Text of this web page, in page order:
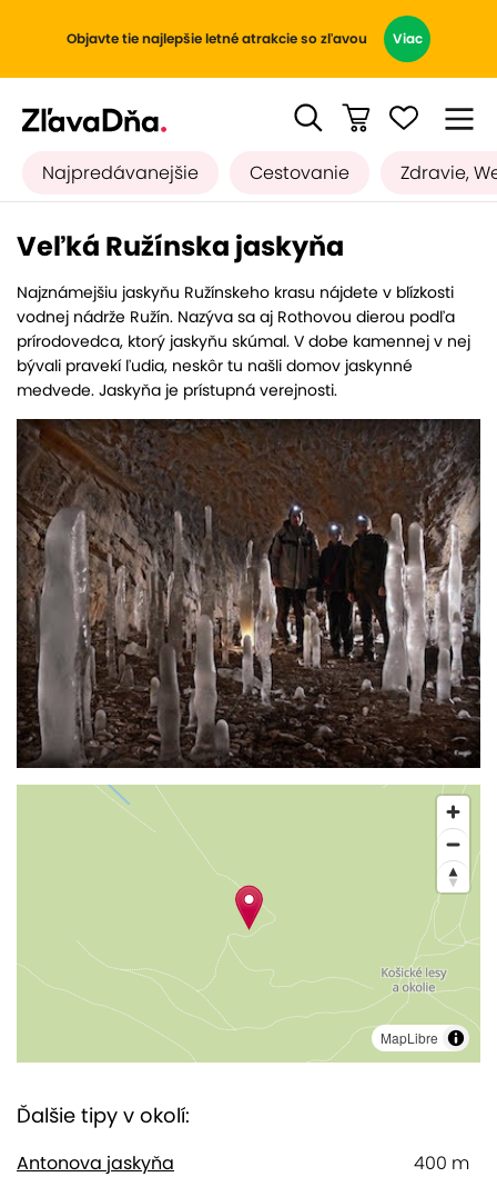
Objavte tie najlepšie letné atrakcie so zľavou Viac
Najpredávanejšie Cestovanie Zdravie,
Veľká Ružínska jaskyňa
Najznámejšiu jaskyňu Ružínskeho krasu nájdete v blízkosti
vodnej nádrže Ružín. Nazýva sa aj Rothovou dierou podľa
prírodovedca, ktorý jaskyňu skúmal. V dobe kamennej v nej
bývali pravekí ľudia, neskôr tu našli domov jaskynné
medvede. Jaskyňa je prístupná verejnosti.
MapLibre
Ďalšie tipy v okolí:
400 m
Antonova jaskyňa